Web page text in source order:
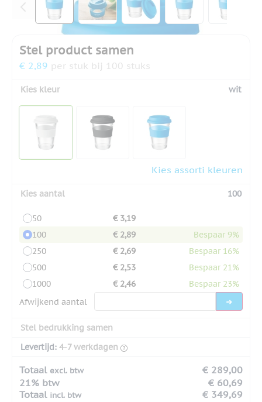
Stel product samen
€ 2,89 per stuk bij 100 stuks
Kies kleur wit
Kies assorti kleuren
Kies aantal 100
50
€ 3,19
100
€ 2,89
Bespaar 9%
250
€ 2,69
Bespaar 16%
500
€ 2,53
Bespaar 21%
1000
€ 2,46
Bespaar 23%
Afwijkend aantal
Stel bedrukking samen
Levertijd: 4-7 werkdagen
Totaal excl. btw
€ 289,00
21% btw
€ 60,69
Totaal incl. btw € 349,69